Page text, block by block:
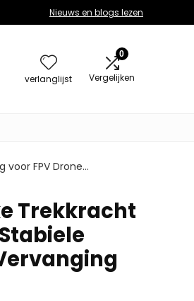
Nieuws en blogs lezen
verlanglijst
0
Vergelijken
voor FPV Drone…
Trekkracht